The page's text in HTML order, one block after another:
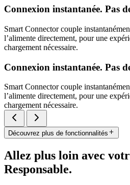
Connexion instantanée. Pas
Smart Connector couple
l’alimente directement, pour une
chargement nécessaire.
Connexion instantanée. Pas
Smart Connector couple
l’alimente directement, pour une
chargement nécessaire.
Découvrez plus de fonctionnalités
Allez plus loin avec
Responsable.